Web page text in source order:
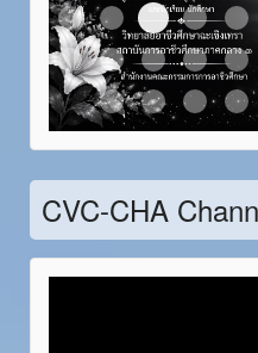
Item 1 Item 2Item 3
Item 4
Item 11Item 12Item 13Item 14
Item 21Item 22Item
CVC-CHA